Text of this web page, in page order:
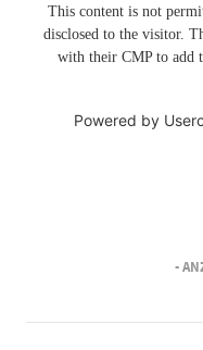
This content is not
disclosed to the visitor.
with their CMP to add
Powered by
-